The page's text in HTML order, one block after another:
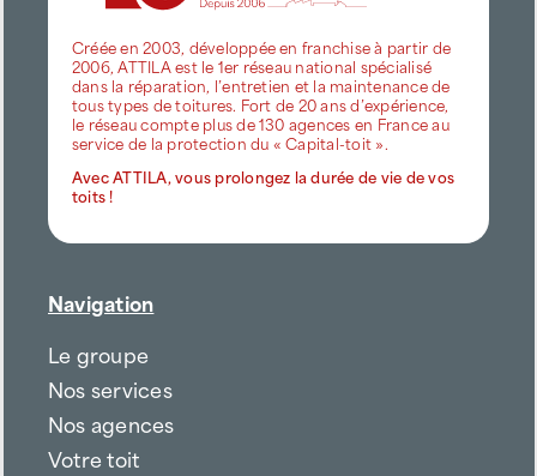
Créée en 2003, développée en franchise à partir de
2006, ATTILA est le 1er réseau national spécialisé
dans la réparation, l’entretien et la maintenance de
tous types de toitures. Fort de 20 ans d’expérience,
le réseau compte plus de 130 agences en France au
service de la protection du « Capital-toit ».
Avec ATTILA, vous prolongez la durée de vie de vos
toits !
Navigation
Le groupe
Nos services
Nos agences
Votre toit